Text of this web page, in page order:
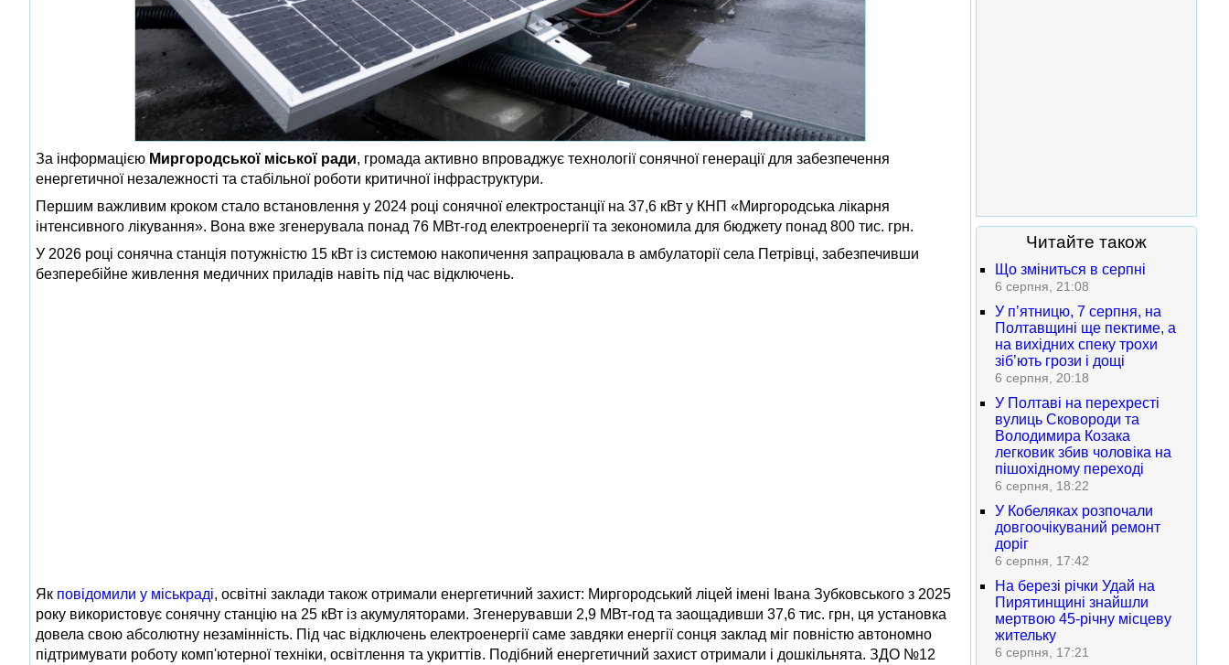
За інформацією Миргородської міської ради, громада активно впроваджує технології сонячної генерації для забезпечення
енергетичної незалежності та стабільної роботи критичної інфраструктури.
Першим важливим кроком стало встановлення у 2024 році сонячної електростанції на 37,6 кВт у КНП «Миргородська лікарня
інтенсивного лікування». Вона вже згенерувала понад 76 МВт-год електроенергії та зекономила для бюджету понад 800 тис. грн.
У 2026 році сонячна станція потужністю 15 кВт із системою накопичення запрацювала в амбулаторії села Петрівці, забезпечивши
безперебійне живлення медичних приладів навіть під час відключень.
Як повідомили у міськраді, освітні заклади також отримали енергетичний захист: Миргородський ліцей імені Івана Зубковського з 2025
року використовує сонячну станцію на 25 кВт із акумуляторами. Згенерувавши 2,9 МВт-год та заощадивши 37,6 тис. грн, ця установка
довела свою абсолютну незамінність. Під час відключень електроенергії саме завдяки енергії сонця заклад міг повністю автономно
підтримувати роботу комп'ютерної техніки, освітлення та укриттів. Подібний енергетичний захист отримали і дошкільнята. ЗДО №12
Читайте також
Що зміниться в серпні
6 серпня, 21:08
У п’ятницю, 7 серпня, на
Полтавщині ще пектиме, а
на вихідних спеку трохи
зіб’ють грози і дощі
6 серпня, 20:18
У Полтаві на перехресті
вулиць Сковороди та
Володимира Козака
легковик збив чоловіка на
пішохідному переході
6 серпня, 18:22
У Кобеляках розпочали
довгоочікуваний ремонт
доріг
6 серпня, 17:42
На березі річки Удай на
Пирятинщині знайшли
мертвою 45-річну місцеву
жительку
6 серпня, 17:21